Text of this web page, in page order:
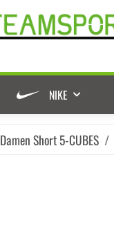
NIKE
Damen Short 5-CUBES